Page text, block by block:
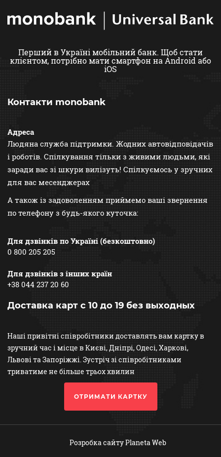
Перший в Україні мобільний банк. Щоб стати
клієнтом,потрібно мати смартфон на Android або
iOS
Контакти monobank
Адреса
Людяна служба підтримки. Жодних автовідповідачів
і роботів. Спілкування тільки з живими людьми, які
заради вас зі шкури вилізуть! Спілкуємось у зручних
для вас месенджерах
А також із задоволенням приймемо ваші звернення
по телефону з будь-якого куточка:
Для дзвінків по Україні (безкоштовно)
0 800 205 205
Для дзвінків з інших країн
+38 044 237 20 60
Доставка карт с 10 до 19 без выходных
Наші привітні співробітники доставлять вам картку в
зручний час і місце в Києві, Дніпрі, Одесі, Харкові,
Львові та Запоріжжі. Зустріч зі співробітниками
триватиме не більше трьох хвилин
Розробка сайтуPlaneta Web
ОТРИМАТИ КАРТКУ